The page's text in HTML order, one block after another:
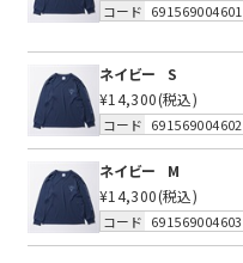
コード 691569004601
ネイビー
S
¥14,300(税込)
コード 691569004602
ネイビー
M
¥14,300(税込)
コード 691569004603